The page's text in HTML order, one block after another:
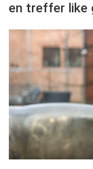
en treffer like